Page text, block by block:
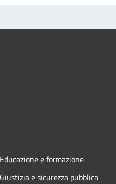
Educazione e formazione
Giustizia e sicurezza pubblica